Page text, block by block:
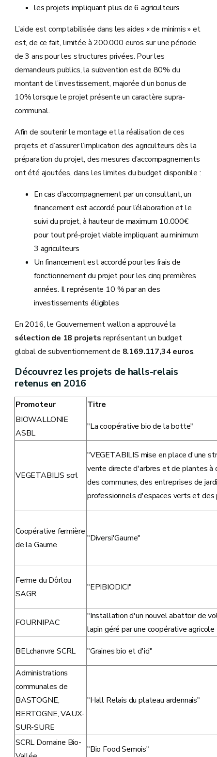
les projets impliquant plus de 6 agriculteurs
L’aide est comptabilisée dans les aides « de minimis » et
est, de ce fait, limitée à 200.000 euros sur une période
de 3 ans pour les structures privées. Pour les
demandeurs publics, la subvention est de 80% du
montant de l’investissement, majorée d’un bonus de
10% lorsque le projet présente un caractère supra-
communal.
Afin de soutenir le montage et la réalisation de ces
projets et d’assurer l’implication des agriculteurs dès la
préparation du projet, des mesures d’accompagnements
ont été ajoutées, dans les limites du budget disponible :
En cas d’accompagnement par un consultant, un
financement est accordé pour l’élaboration et le
suivi du projet, à hauteur de maximum 10.000€
pour tout pré-projet viable impliquant au minimum
3 agriculteurs
Un financement est accordé pour les frais de
fonctionnement du projet pour les cinq premières
années. Il représente 10 % par an des
investissements éligibles
En 2016, le Gouvernement wallon a approuvé la
sélection de 18 projets représentant un budget
global de subventionnement de 8.169.117,34 euros.
Découvrez les projets de halls-relais
retenus en 2016
Promoteur
Titre
BIOWALLONIE
ASBL
"La coopérative bio de la botte"
VEGETABILIS scrl
"VEGETABILIS mise en place d'une
vente directe d'arbres et de plantes à
des communes, des entreprises de
professionnels d'espaces verts et des
Coopérative fermière
de la Gaume
"Diversi'Gaume"
Ferme du Dôrlou
SAGR
"EPIBIODICI"
FOURNIPAC
"Installation d'un nouvel abattoir de
lapin géré par une coopérative
BELchanvre SCRL "Graines bio et d'ici"
Administrations
communales de
BASTOGNE,
BERTOGNE, VAUX-
SUR-SURE
"Hall Relais du plateau ardennais"
SCRL Domaine Bio-
"Bio Food Semois"